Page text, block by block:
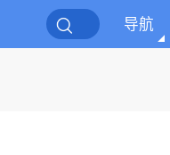
导航